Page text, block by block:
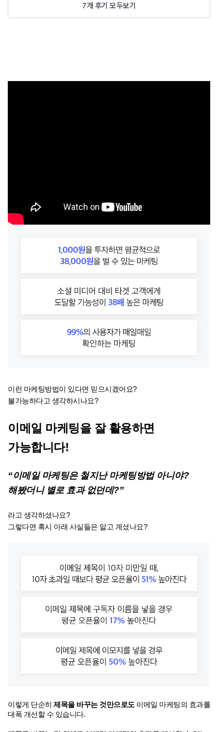
7개 후기 모두보기
이런 마케팅방법이 있다면 믿으시겠어요?
불가능하다고 생각하시나요?
이메일 마케팅을 잘 활용하면
가능합니다!
“이메일 마케팅은 철지난 마케팅방법 아니야?
해봤더니 별로 효과 없던데?”
라고 생각하셨나요?
그렇다면 혹시 아래 사실들은 알고 계셨나요?
이렇게 단순히 제목을 바꾸는 것만으로도 이메일 마케팅의 효과를
대폭 개선할 수 있습니다.